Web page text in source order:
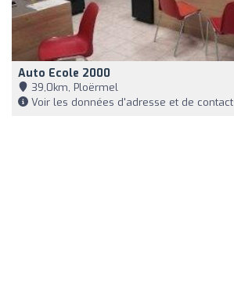
Auto Ecole 2000
39,0km, Ploërmel
Voir les données d'adresse et de contact